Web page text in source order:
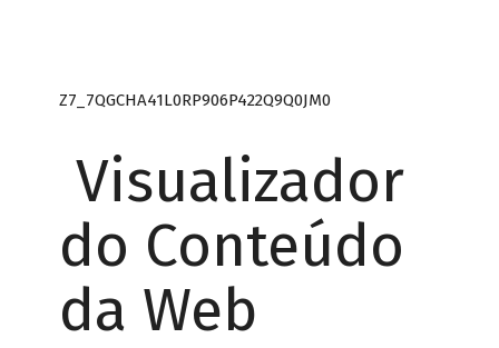
Z7_7QGCHA41L0RP906P422Q9Q0JM0
Visualizador
do Conteúdo
da Web